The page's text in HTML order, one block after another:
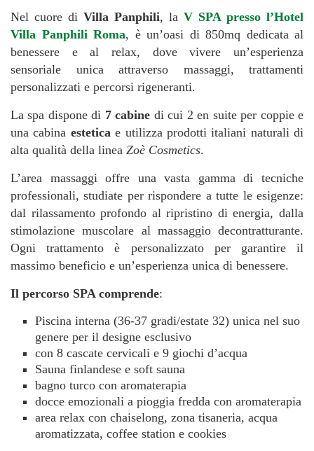
Nel cuore di Villa Panphili, la V SPA presso l’Hotel
Villa Panphili Roma, è un’oasi di 850mq dedicata al
benessere e al relax, dove vivere un’esperienza
sensoriale unica attraverso massaggi, trattamenti
personalizzati e percorsi rigeneranti.
La spa dispone di 7 cabine di cui 2 en suite per coppie e
una cabina estetica e utilizza prodotti italiani naturali di
alta qualità della linea Zoè Cosmetics.
L’area massaggi offre una vasta gamma di tecniche
professionali, studiate per rispondere a tutte le esigenze:
dal rilassamento profondo al ripristino di energia, dalla
stimolazione muscolare al massaggio decontratturante.
Ogni trattamento è personalizzato per garantire il
massimo beneficio e un’esperienza unica di benessere.
Il percorso SPA comprende:
Piscina interna (36-37 gradi/estate 32) unica nel suo
genere per il designe esclusivo
con 8 cascate cervicali e 9 giochi d’acqua
Sauna finlandese e soft sauna
bagno turco con aromaterapia
docce emozionali a pioggia fredda con aromaterapia
area relax con chaiselong, zona tisaneria, acqua
aromatizzata, coffee station e cookies